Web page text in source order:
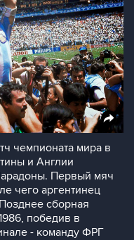
чемпионата мира в
и Англии
Первый мяч
чего аргентинец
сборная
победив в
- команду ФРГ